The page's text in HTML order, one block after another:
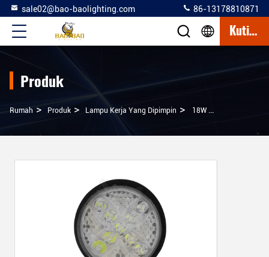
sale02@bao-baolighting.com 86-13178810871
Kutipan
Produk
Rumah > Produk > Lampu Kerja Yang Dipimpin > 18W RGB Flash Bulat 3 Inci Mobil Truk Tersedia Lampu Kerja LED